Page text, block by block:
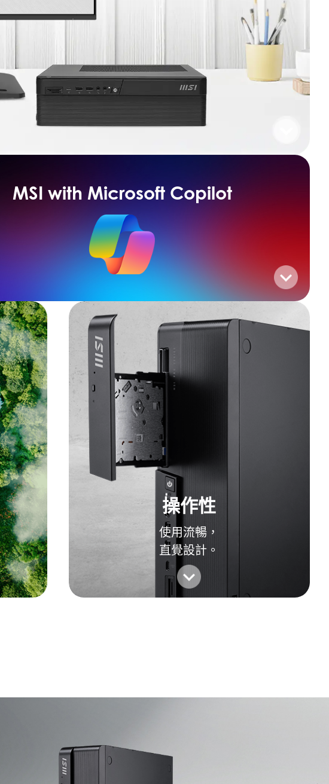
MSI with Microsoft Copilot
操作性
使用流暢，
直覺設計。